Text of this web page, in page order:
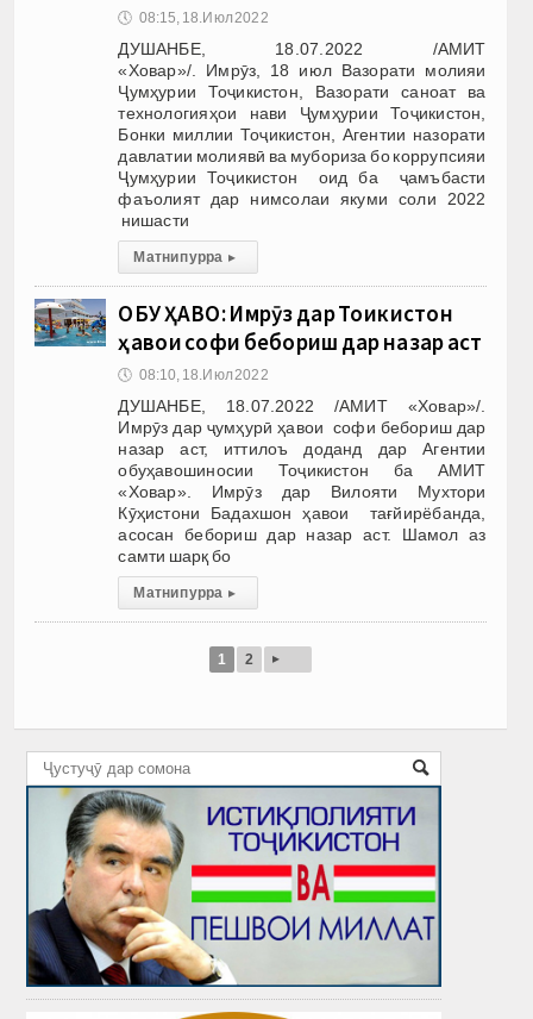
🕔 08:15, 18.Июл 2022
ДУШАНБЕ, 18.07.2022 /АМИТ
«Ховар»/. Имрӯз, 18 июл Вазорати молияи
Ҷумҳурии Тоҷикистон, Вазорати саноат ва
технологияҳои нави Ҷумҳурии Тоҷикистон,
Бонки миллии Тоҷикистон, Агентии назорати
давлатии молиявӣ ва мубориза бо коррупсияи
Ҷумҳурии Тоҷикистон оид ба ҷамъбасти
фаъолият дар нимсолаи якуми соли 2022
нишасти
Матни пурра ▸
ОБУ ҲАВО: Имрӯз дар Тоҷикистон
ҳавои софи бебориш дар назар аст
🕔 08:10, 18.Июл 2022
ДУШАНБЕ, 18.07.2022 /АМИТ «Ховар»/.
Имрӯз дар ҷумҳурӣ ҳавои софи бебориш дар
назар аст, иттилоъ доданд дар Агентии
обуҳавошиносии Тоҷикистон ба АМИТ
«Ховар». Имрӯз дар Вилояти Мухтори
Кӯҳистони Бадахшон ҳавои тағйирёбанда,
асосан бебориш дар назар аст. Шамол аз
самти шарқ бо
Матни пурра ▸
1 2 ▸